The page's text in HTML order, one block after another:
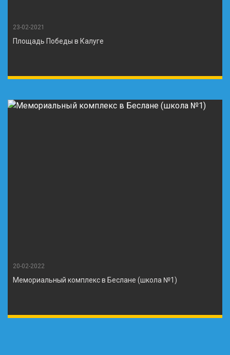
23-02-2021
Площадь Победы в Калуге
20-02-2022
Мемориальный комплекс в Беслане (школа №1)